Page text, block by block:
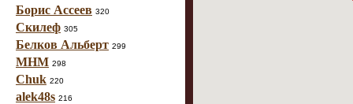
Борис Ассеев 320
Скилеф 305
Белков Альберт 299
МНМ 298
Chuk 220
alek48s 216